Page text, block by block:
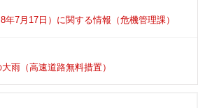
年7月17日）に関する情報（危機管理課）
雨（高速道路無料措置）